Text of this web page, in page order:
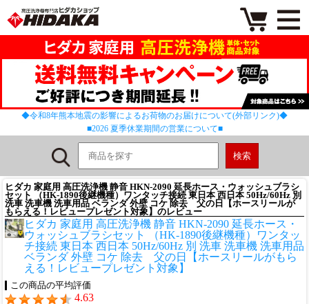
◆令和8年熊本地震の影響によるお荷物のお届けについて(外部リンク)◆
■2026 夏季休業期間の営業について■
ヒダカ 家庭用 高圧洗浄機 静音 HKN-2090 延長ホース・ウォッシュブラシ
セット （HK-1890後継機種）ワンタッチ接続 東日本 西日本 50Hz/60Hz 別
洗車 洗車機 洗車用品 ベランダ 外壁 コケ 除去 父の日【ホースリールが
もらえる！レビュープレゼント対象】のレビュー
ヒダカ 家庭用 高圧洗浄機 静音 HKN-2090 延長ホース・
ウォッシュブラシセット （HK-1890後継機種）ワンタッ
チ接続 東日本 西日本 50Hz/60Hz 別 洗車 洗車機 洗車用品
ベランダ 外壁 コケ 除去 父の日【ホースリールがもら
える！レビュープレゼント対象】
この商品の平均評価
4.63